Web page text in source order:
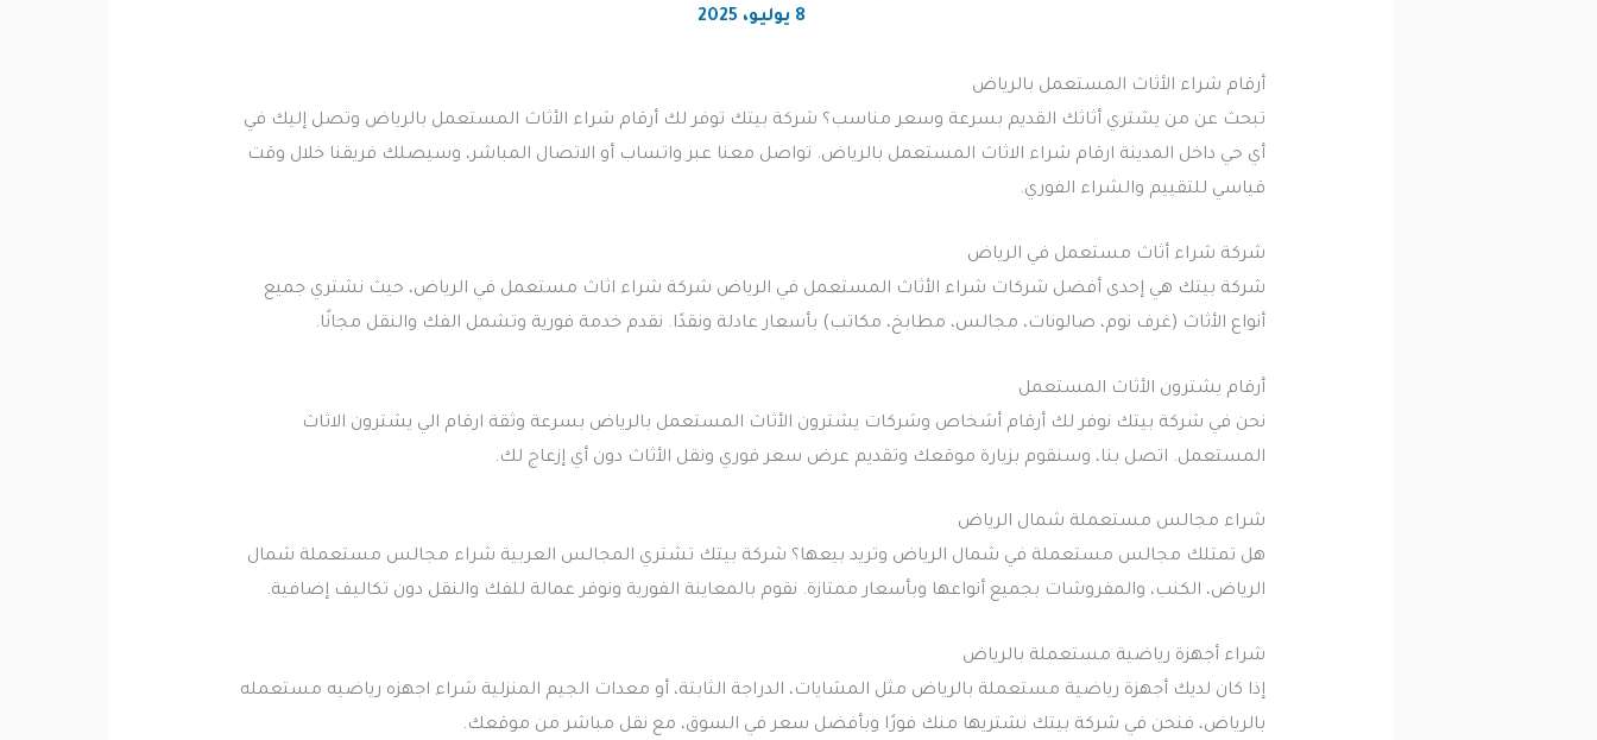
8 يوليو، 2025
أرقام شراء الأثاث المستعمل بالرياض
تبحث عن من يشتري أثاثك القديم بسرعة وسعر مناسب؟ شركة بيتك توفر لك أرقام شراء الأثاث المستعمل بالرياض وتصل إليك في
أي حي داخل المدينة ارقام شراء الاثاث المستعمل بالرياض. تواصل معنا عبر واتساب أو الاتصال المباشر، وسيصلك فريقنا خلال وقت
قياسي للتقييم والشراء الفوري.
شركة شراء أثاث مستعمل في الرياض
شركة بيتك هي إحدى أفضل شركات شراء الأثاث المستعمل في الرياض شركة شراء اثاث مستعمل في الرياض، حيث نشتري جميع
أنواع الأثاث (غرف نوم، صالونات، مجالس، مطابخ، مكاتب) بأسعار عادلة ونقدًا. نقدم خدمة فورية وتشمل الفك والنقل مجانًا.
أرقام يشترون الأثاث المستعمل
نحن في شركة بيتك نوفر لك أرقام أشخاص وشركات يشترون الأثاث المستعمل بالرياض بسرعة وثقة ارقام الي يشترون الاثاث
المستعمل. اتصل بنا، وسنقوم بزيارة موقعك وتقديم عرض سعر فوري ونقل الأثاث دون أي إزعاج لك.
شراء مجالس مستعملة شمال الرياض
هل تمتلك مجالس مستعملة في شمال الرياض وتريد بيعها؟ شركة بيتك تشتري المجالس العربية شراء مجالس مستعملة شمال
الرياض، الكنب، والمفروشات بجميع أنواعها وبأسعار ممتازة. نقوم بالمعاينة الفورية ونوفر عمالة للفك والنقل دون تكاليف إضافية.
شراء أجهزة رياضية مستعملة بالرياض
إذا كان لديك أجهزة رياضية مستعملة بالرياض مثل المشايات، الدراجة الثابتة، أو معدات الجيم المنزلية شراء اجهزه رياضيه مستعمله
بالرياض، فنحن في شركة بيتك نشتريها منك فورًا وبأفضل سعر في السوق، مع نقل مباشر من موقعك.